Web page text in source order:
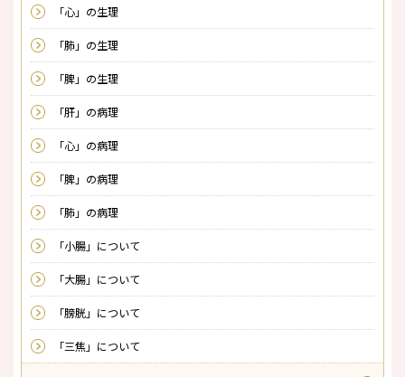
「心」の生理
「肺」の生理
「脾」の生理
「肝」の病理
「心」の病理
「脾」の病理
「肺」の病理
「小腸」について
「大腸」について
「膀胱」について
「三焦」について